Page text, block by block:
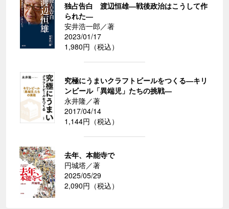
独占告白 渡辺恒雄―戦後政治はこうして作
られた―
安井浩一郎／著
2023/01/17
1,980円（税込）
究極にうまいクラフトビールをつくる―キリ
ンビール「異端児」たちの挑戦―
永井隆／著
2017/04/14
1,144円（税込）
去年、本能寺で
円城塔／著
2025/05/29
2,090円（税込）